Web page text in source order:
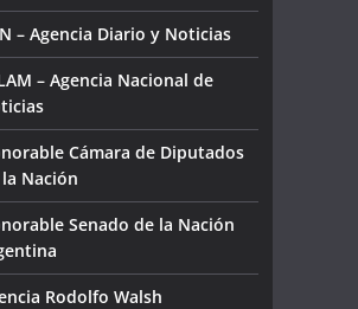
– Agencia Diario y Noticias
– Agencia Nacional de
Cámara de Diputados
Nación
Senado de la Nación
Rodolfo Walsh